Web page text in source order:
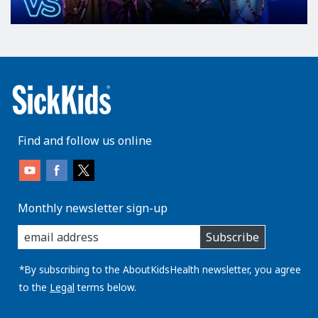
Find and follow us online
Monthly newsletter sign-up
enter
you
email
address:
Subscribe
*By subscribing to the AboutKidsHealth newsletter, you agree
to the Legal terms below.